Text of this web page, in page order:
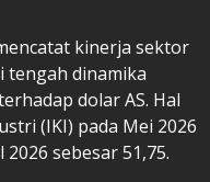
kinerja sektor
tengah dinamika
dolar AS. Hal
(IKI) pada Mei 2026
sebesar 51,75.